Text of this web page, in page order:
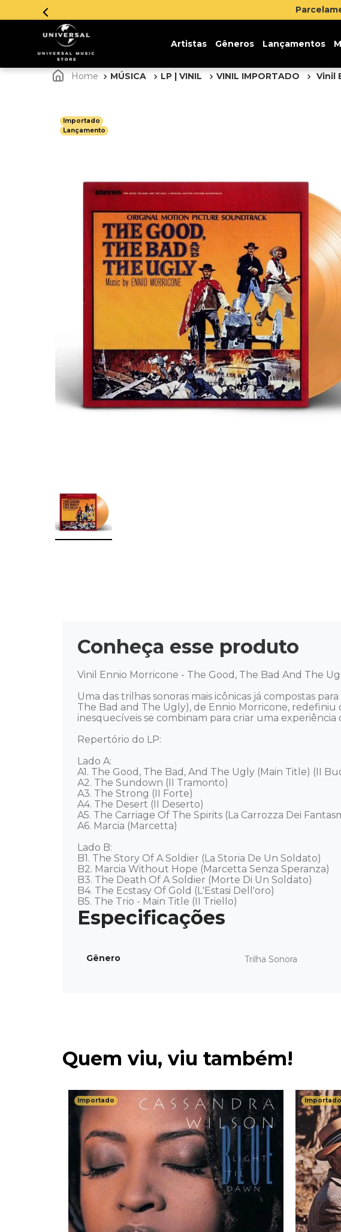
até 12x sem juros. Aproveite!
Artistas Gêneros Lançamentos
MÚSICA LP | VINIL VINIL IMPORTADO Vinil
Importado
Lançamento
Conheça esse produto
Vinil Ennio Morricone - The Good, The Bad And The
Uma das trilhas sonoras mais icônicas já compostas
The Bad and The Ugly), de Ennio Morricone, redefiniu
inesquecíveis se combinam para criar uma
Repertório do LP:
Lado A:
A1. The Good, The Bad, And The Ugly (Main Title) (II
A2. The Sundown (II Tramonto)
A3. The Strong (II Forte)
A4. The Desert (II Deserto)
A5. The Carriage Of The Spirits (La Carrozza Dei
A6. Marcia (Marcetta)
Lado B:
B1. The Story Of A Soldier (La Storia De Un Soldato)
B2. Marcia Without Hope (Marcetta Senza Speranza)
B3. The Death Of A Soldier (Morte Di Un Soldato)
B4. The Ecstasy Of Gold (L'Estasi Dell'oro)
B5. The Trio - Main Title (II Triello)
Gênero Trilha Sonora
Quem viu, viu também!
Importado Importado